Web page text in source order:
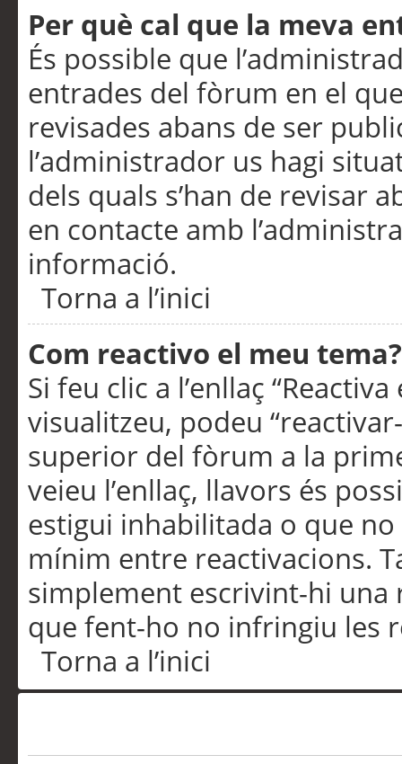
Per què cal que la meva
És possible que
entrades del fòrum en el
revisades abans de ser
l’administrador us hagi
dels quals s’han de revisar
en contacte amb
informació.
Torna a l’inici
Com reactivo el meu tema?
Si feu clic a l’enllaç
visualitzeu, podeu
superior del fòrum a la
veieu l’enllaç, llavors és
estigui inhabilitada o que
mínim entre reactivacions.
simplement escrivint-hi una
que fent-ho no infringiu les
Torna a l’inici